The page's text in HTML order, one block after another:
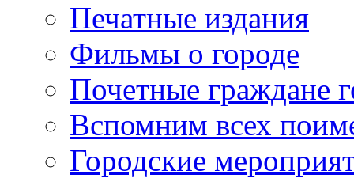
Печатные издания
Фильмы о городе
Почетные граждане
Вспомним всех
Городские